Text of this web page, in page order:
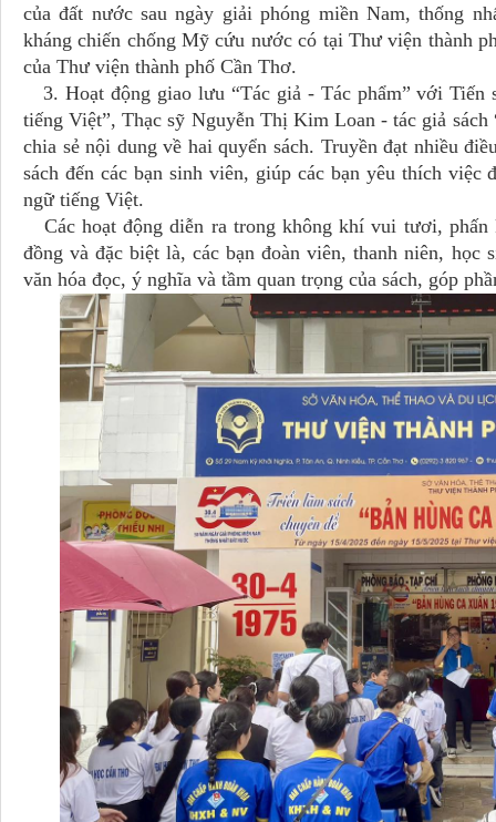
của đất nước sau ngày giải phóng miền Nam, thống
kháng chiến chống Mỹ cứu nước có tại Thư viện thành
của Thư viện thành phố Cần Thơ.
3. Hoạt động giao lưu “Tác giả - Tác phẩm” với Tiến
tiếng Việt”, Thạc sỹ Nguyễn Thị Kim Loan - tác giả
chia sẻ nội dung về hai quyển sách. Truyền đạt nhiều
sách đến các bạn sinh viên, giúp các bạn yêu thích việc
ngữ tiếng Việt.
Các hoạt động diễn ra trong không khí vui tươi,
đồng và đặc biệt là, các bạn đoàn viên, thanh niên,
văn hóa đọc, ý nghĩa và tầm quan trọng của sách, góp